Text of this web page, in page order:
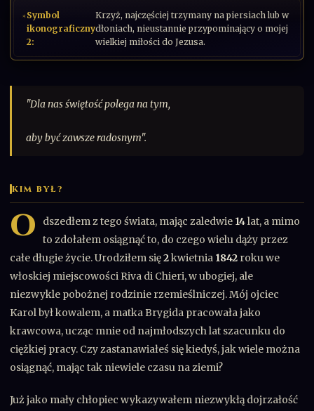
Symbol
ikonograficzny
2:
Krzyż, najczęściej trzymany na piersiach lub w
dłoniach, nieustannie przypominający o mojej
wielkiej miłości do Jezusa.
"Dla nas świętość polega na tym,
aby być zawsze radosnym".
KIM BYŁ?
O dszedłem z tego świata, mając zaledwie 14lat, a mimo
to zdołałem osiągnąć to, do czego wielu dąży przez
całe długie życie. Urodziłem się2kwietnia 1842 roku we
włoskiej miejscowości Riva di Chieri, w ubogiej, ale
niezwykle pobożnej rodzinie rzemieślniczej. Mój ojciec
Karol był kowalem, a matka Brygida pracowała jako
krawcowa, ucząc mnie od najmłodszych lat szacunku do
ciężkiej pracy. Czy zastanawiałeś się kiedyś, jak wiele można
osiągnąć, mając tak niewiele czasu na ziemi?
Już jako mały chłopiec wykazywałem niezwykłą dojrzałość